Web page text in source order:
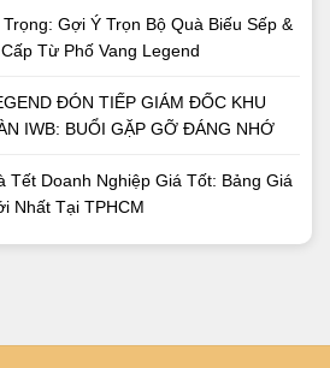
Gợi Ý Trọn Bộ Quà Biếu Sếp &
Từ Phố Vang Legend
ĐÓN TIẾP GIÁM ĐỐC KHU
IWB: BUỔI GẶP GỠ ĐÁNG NHỚ
Tết Doanh Nghiệp Giá Tốt: Bảng Giá
Nhất Tại TPHCM